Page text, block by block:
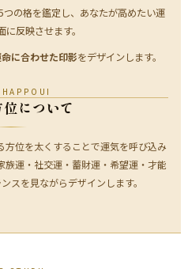
の格を鑑定し、あなたが高めたい運
反映させます。
に合わせた印影をデザインします。
について
方位を太くすることで運気を呼び込み
族運・社交運・蓄財運・希望運・才能
スを見ながらデザインします。